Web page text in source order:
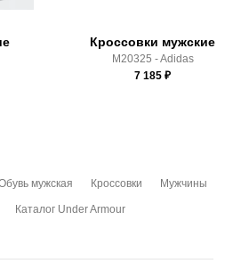
Кроссовки мужские
M20325 - Adidas
7 185 ₽
мужская Кроссовки Мужчины
Каталог Under Armour